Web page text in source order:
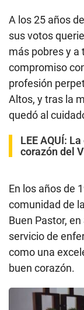
A los 25 años
sus votos
más pobres y a
compromiso
profesión
Altos, y tras la
quedó al
LEE AQUÍ: La
corazón del
En los años de
comunidad de
Buen Pastor,
servicio de
como una
buen corazón.